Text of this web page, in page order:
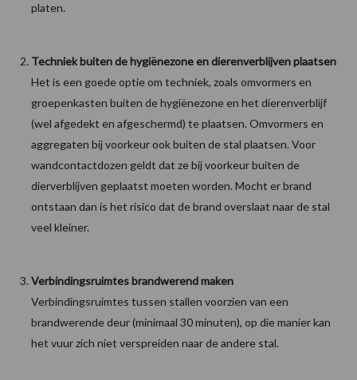
platen.
Techniek buiten de hygiënezone en dierenverblijven plaatsen
Het is een goede optie om techniek, zoals omvormers en
groepenkasten buiten de hygiënezone en het dierenverblijf
(wel afgedekt en afgeschermd) te plaatsen. Omvormers en
aggregaten bij voorkeur ook buiten de stal plaatsen. Voor
wandcontactdozen geldt dat ze bij voorkeur buiten de
dierverblijven geplaatst moeten worden. Mocht er brand
ontstaan dan is het risico dat de brand overslaat naar de stal
veel kleiner.
Verbindingsruimtes brandwerend maken
Verbindingsruimtes tussen stallen voorzien van een
brandwerende deur (minimaal 30 minuten), op die manier kan
het vuur zich niet verspreiden naar de andere stal.